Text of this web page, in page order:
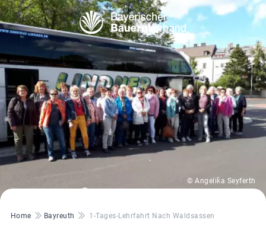
© Angelika Seyferth
Pfadnavigation
Home Bayreuth 1-Tages-Lehrfahrt Nach Waldsassen